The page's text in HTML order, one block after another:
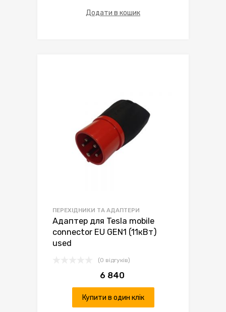
Додати в кошик
ПЕРЕХІДНИКИ ТА АДАПТЕРИ
Адаптер для Tesla mobile
connector EU GEN1 (11кВт)
used
(0 відгуків)
6 840
Купити в один клік